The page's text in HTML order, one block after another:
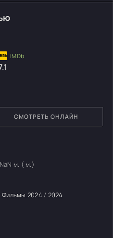
м. ( м.)
Фильмы 2024 / 2024
СМОТРЕТЬ ОНЛАЙН